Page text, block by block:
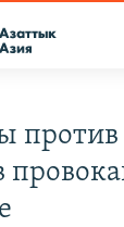
против